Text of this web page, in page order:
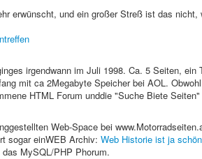
erwünscht, und ein großer Streß ist das nicht,
irgendwann im Juli 1998. Ca. 5 Seiten, ein
mit ca 2Megabyte Speicher bei AOL.
HTML Forum unddie "Suche Biete
Web-Space bei
sogar einWEB Archiv: Web Historie ist ja
MySQL/PHP Phorum.